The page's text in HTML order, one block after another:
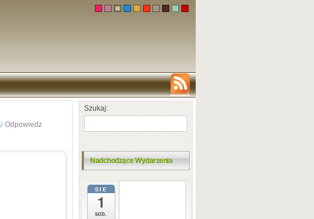
Odpowiedz
Szukaj:
Nadchodzące Wydarzenia
SIE
1
sob.